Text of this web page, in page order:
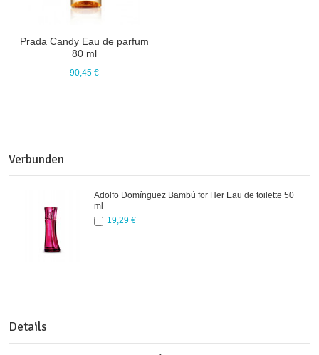
Verbunden
Adolfo Domínguez Bambú for Her Eau de toilette 50
ml
19,29 €
Prada Candy Eau de parfum
80 ml
90,45 €
Details